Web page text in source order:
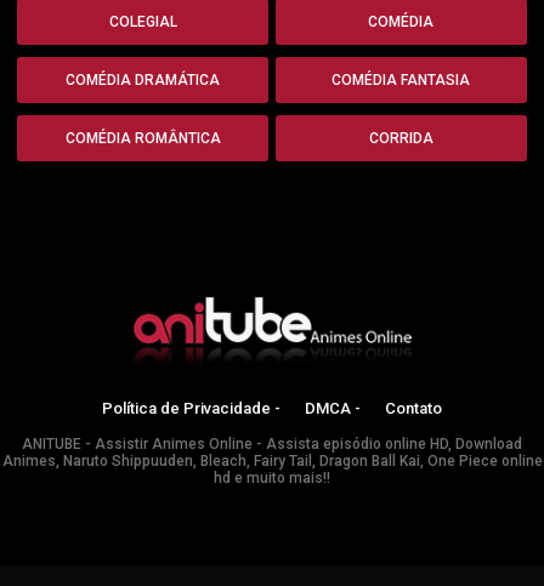
COLEGIAL COMÉDIA
COMÉDIA DRAMÁTICA COMÉDIA FANTASIA
COMÉDIA ROMÂNTICA CORRIDA
Política de Privacidade - DMCA - Contato
ANITUBE - Assistir Animes Online - Assista episódio online HD, Download
Animes, Naruto Shippuuden, Bleach, Fairy Tail, Dragon Ball Kai, One Piece online
hd e muito mais!!